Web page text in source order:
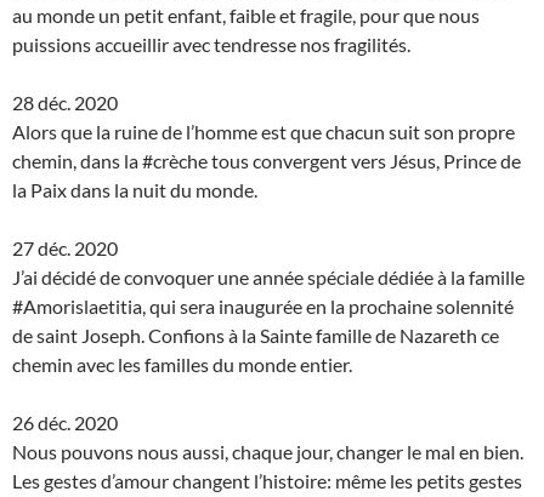
au monde un petit enfant, faible et fragile, pour que nous
puissions accueillir avec tendresse nos fragilités.
28 déc. 2020
Alors que la ruine de l’homme est que chacun suit son propre
chemin, dans la #crèche tous convergent vers Jésus, Prince de
la Paix dans la nuit du monde.
27 déc. 2020
J’ai décidé de convoquer une année spéciale dédiée à la famille
#Amorislaetitia, qui sera inaugurée en la prochaine solennité
de saint Joseph. Confions à la Sainte famille de Nazareth ce
chemin avec les familles du monde entier.
26 déc. 2020
Nous pouvons nous aussi, chaque jour, changer le mal en bien.
Les gestes d’amour changent l’histoire: même les petits gestes